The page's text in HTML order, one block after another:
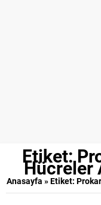
Etiket:
Hücreler
Anasayfa »Etiket: